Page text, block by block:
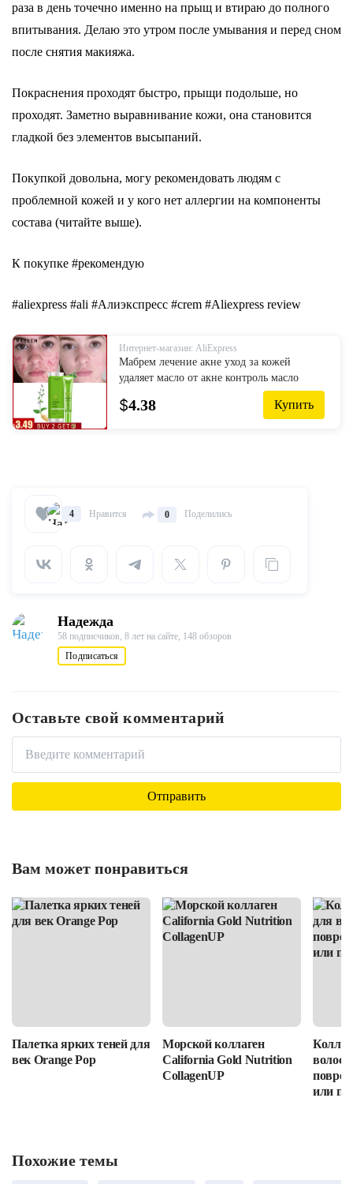
раза в день точечно именно на прыщ и втираю до полного
впитывания. Делаю это утром после умывания и перед сном
после снятия макияжа.
Покраснения проходят быстро, прыщи подольше, но
проходят. Заметно выравнивание кожи, она становится
гладкой без элементов высыпаний.
Покупкой довольна, могу рекомендовать людям с
проблемной кожей и у кого нет аллергии на компоненты
состава (читайте выше).
К покупке #рекомендую
#aliexpress #ali #Алиэкспресс #crem #Aliexpress review
Интернет-магазин: AliExpress
Мабрем лечение акне уход за кожей
удаляет масло от акне контроль масло
усадка пор отбеливание и увлажнение
удаление шрамов крем для лица
$4.38 Купить
4 Нравится 0 Поделились
Надежда
58 подписчиков, 8 лет на сайте, 148 обзоров
Подписаться
Оставьте свой комментарий
Вам может понравиться
Палетка ярких теней для
век Orange Pop
Морской коллаген
California Gold Nutrition
CollagenUP
волос:
или
Похожие темы